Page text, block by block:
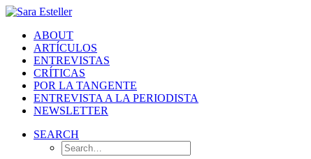
ABOUT
ARTÍCULOS
ENTREVISTAS
CRÍTICAS
POR LA TANGENTE
ENTREVISTA A LA PERIODISTA
NEWSLETTER
SEARCH